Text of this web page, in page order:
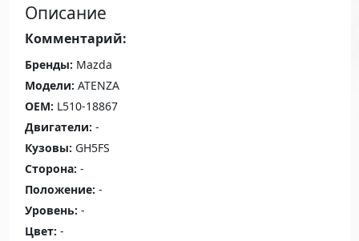
Описание
Комментарий:
Бренды: Mazda
Модели: ATENZA
OEM: L510-18867
Двигатели: -
Кузовы: GH5FS
Сторона: -
Положение: -
Уровень: -
Цвет: -